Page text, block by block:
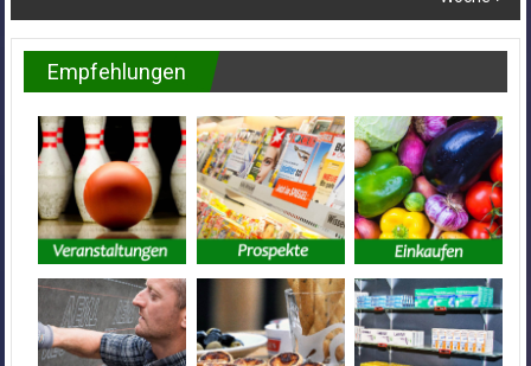
Empfehlungen